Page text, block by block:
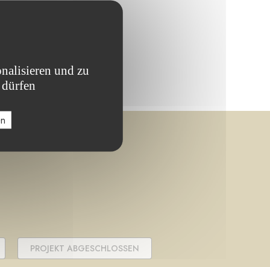
PROJEKT ABGESCHLOSSEN
und zu